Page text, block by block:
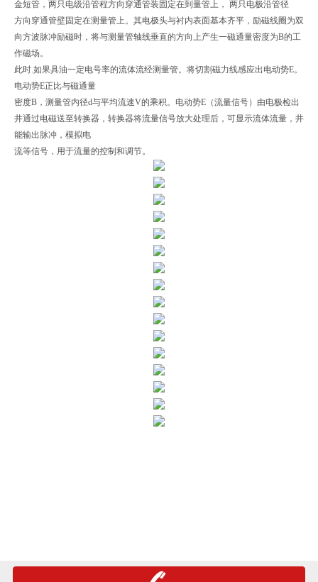
金短管，两只电级沿管程方向穿通管装固定在到量管上， 两只电极沿管径
方向穿通管壁固定在测量管上。其电极头与衬内表面基本齐平，励磁线圈为双
向方波脉冲励磁时，将与测量管轴线垂直的方向上产生一磁通量密度为B的工
作磁场。
此时.如果具油一定电号率的流体流经测量管。将切割磁力线感应出电动势E。
电动势E正比与磁通量
密度B，测量管内径d与平均流速V的乘积。电动势E（流量信号）由电极检出
井通过电磁送至转换器，转换器将流量信号放大处理后，可显示流体流量，井
能输出脉冲，模拟电
流等信号，用于流量的控制和调节。